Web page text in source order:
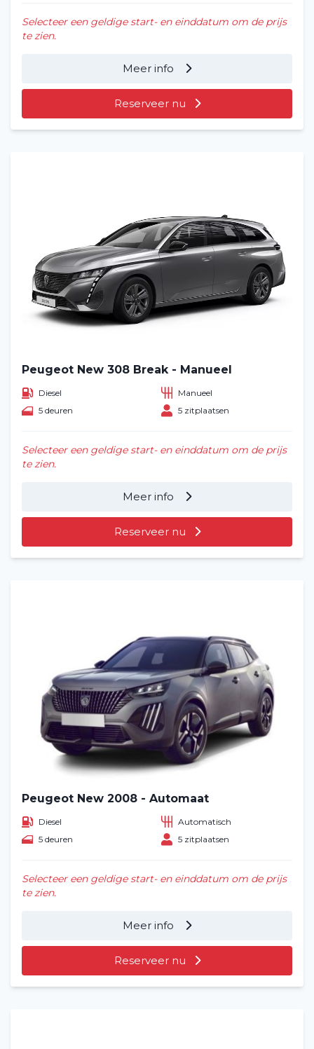
Selecteer een geldige start- en einddatum om de prijs
te zien.
Meer info
Reserveer nu
Peugeot New 308 Break - Manueel
Diesel
Manueel
5 deuren
5 zitplaatsen
Selecteer een geldige start- en einddatum om de prijs
te zien.
Meer info
Reserveer nu
Peugeot New 2008 - Automaat
Diesel
Automatisch
5 deuren
5 zitplaatsen
Selecteer een geldige start- en einddatum om de prijs
te zien.
Meer info
Reserveer nu